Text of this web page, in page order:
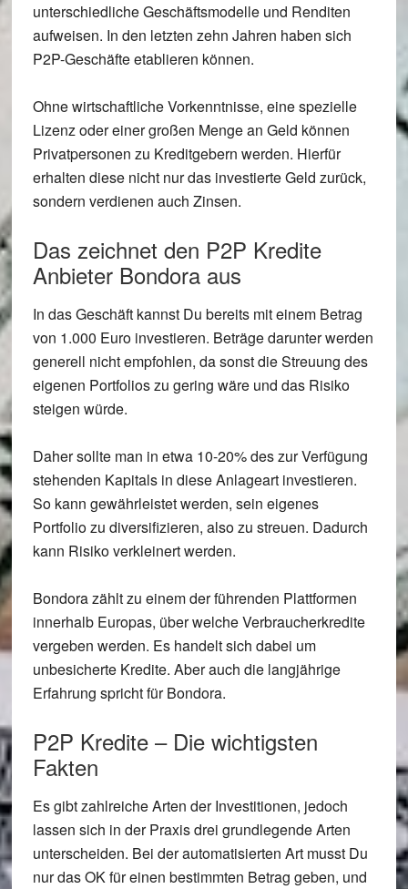
unterschiedliche Geschäftsmodelle und Renditen
aufweisen. In den letzten zehn Jahren haben sich
P2P-Geschäfte etablieren können.
Ohne wirtschaftliche Vorkenntnisse, eine spezielle
Lizenz oder einer großen Menge an Geld können
Privatpersonen zu Kreditgebern werden. Hierfür
erhalten diese nicht nur das investierte Geld zurück,
sondern verdienen auch Zinsen.
Das zeichnet den P2P Kredite
Anbieter Bondora aus
In das Geschäft kannst Du bereits mit einem Betrag
von 1.000 Euro investieren. Beträge darunter werden
generell nicht empfohlen, da sonst die Streuung des
eigenen Portfolios zu gering wäre und das Risiko
steigen würde.
Daher sollte man in etwa 10-20% des zur Verfügung
stehenden Kapitals in diese Anlageart investieren.
So kann gewährleistet werden, sein eigenes
Portfolio zu diversifizieren, also zu streuen. Dadurch
kann Risiko verkleinert werden.
Bondora zählt zu einem der führenden Plattformen
innerhalb Europas, über welche Verbraucherkredite
vergeben werden. Es handelt sich dabei um
unbesicherte Kredite. Aber auch die langjährige
Erfahrung spricht für Bondora.
P2P Kredite – Die wichtigsten
Fakten
Es gibt zahlreiche Arten der Investitionen, jedoch
lassen sich in der Praxis drei grundlegende Arten
unterscheiden. Bei der automatisierten Art musst Du
nur das OK für einen bestimmten Betrag geben, und